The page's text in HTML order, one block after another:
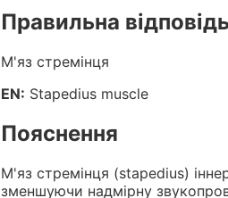
Правильна відповідь
М'яз стремінця
EN: Stapedius muscle
Пояснення
М'яз стремінця (stapedius)
зменшуючи надмірну